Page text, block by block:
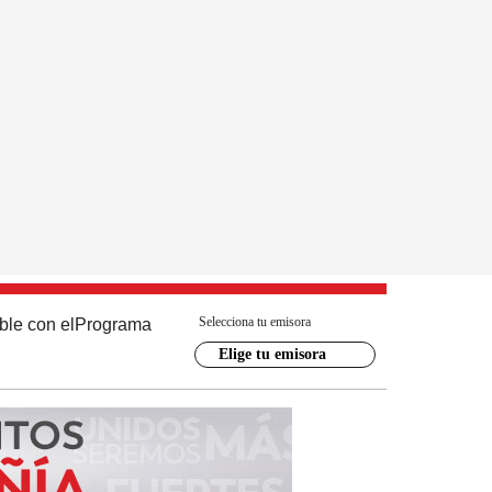
con el Programa Selecciona tu emisora
Elige tu emisora